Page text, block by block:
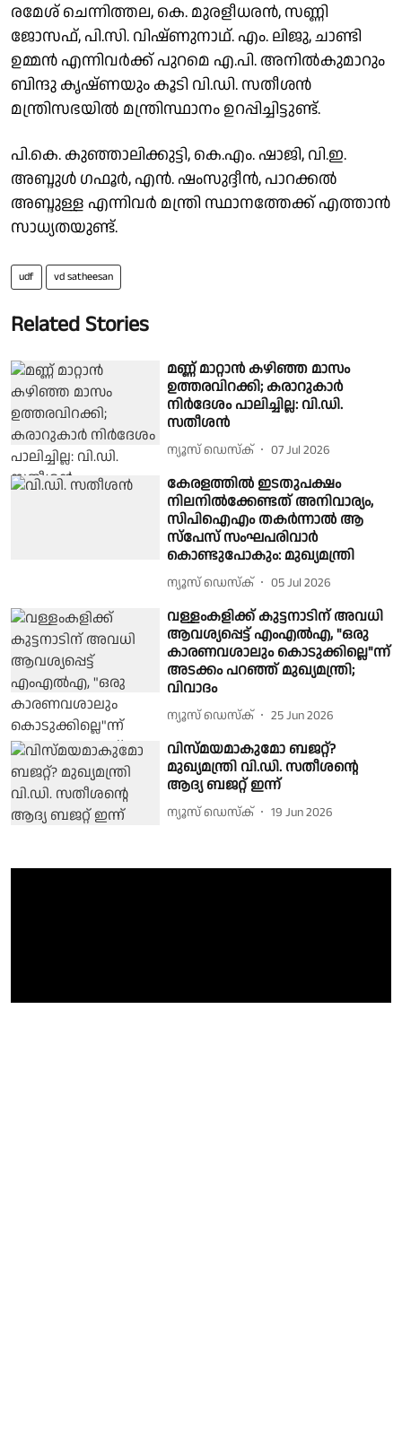
രമേശ് ചെന്നിത്തല, കെ. മുരളീധരൻ, സണ്ണി
ജോസഫ്, പി.സി. വിഷ്ണുനാഥ്. എം. ലിജു, ചാണ്ടി
ഉമ്മൻ എന്നിവർക്ക് പുറമെ എ.പി. അനിൽകുമാറും
ബിന്ദു കൃഷ്ണയും കൂടി വി.ഡി. സതീശൻ
മന്ത്രിസഭയിൽ മന്ത്രിസ്ഥാനം ഉറപ്പിച്ചിട്ടുണ്ട്.
പി.കെ. കുഞ്ഞാലിക്കുട്ടി, കെ.എം. ഷാജി, വി.ഇ.
അബ്ദുൾ ഗഫൂർ, എൻ. ഷംസുദ്ദീൻ, പാറക്കൽ
അബ്ദുള്ള എന്നിവർ മന്ത്രി സ്ഥാനത്തേക്ക് എത്താൻ
സാധ്യതയുണ്ട്.
udf vd satheesan
Related Stories
മണ്ണ് മാറ്റാൻ കഴിഞ്ഞ മാസം
ഉത്തരവിറക്കി; കരാറുകാർ
നിർദേശം പാലിച്ചില്ല: വി.ഡി.
സതീശൻ
ന്യൂസ് ഡെസ്ക് 07 Jul 2026
കേരളത്തിൽ ഇടതുപക്ഷം
നിലനിൽക്കേണ്ടത് അനിവാര്യം,
സിപിഐഎം തകർന്നാൽ ആ
സ്പേസ് സംഘപരിവാർ
കൊണ്ടുപോകും: മുഖ്യമന്ത്രി
ന്യൂസ് ഡെസ്ക് 05 Jul 2026
വള്ളംകളിക്ക് കുട്ടനാടിന് അവധി
ആവശ്യപ്പെട്ട് എംഎൽഎ, "ഒരു
കാരണവശാലും കൊടുക്കില്ലെ"ന്ന്
അടക്കം പറഞ്ഞ് മുഖ്യമന്ത്രി;
വിവാദം
ന്യൂസ് ഡെസ്ക് 25 Jun 2026
വിസ്മയമാകുമോ ബജറ്റ്?
മുഖ്യമന്ത്രി വി.ഡി. സതീശൻ്റെ
ആദ്യ ബജറ്റ് ഇന്ന്
ന്യൂസ് ഡെസ്ക് 19 Jun 2026